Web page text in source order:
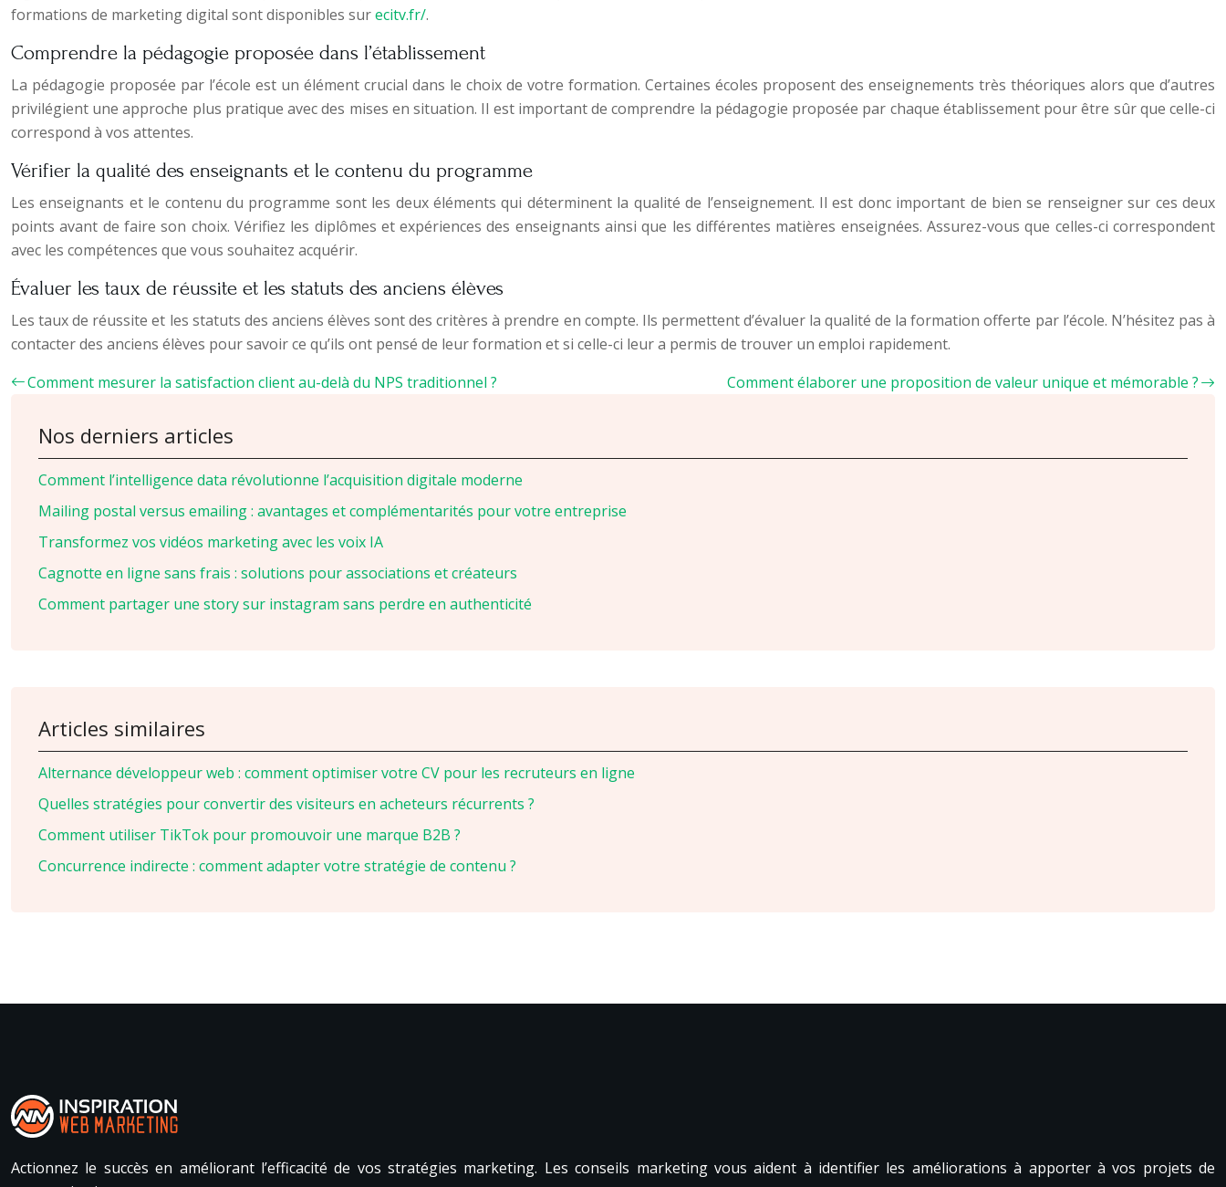
formations de marketing digital sont disponibles surecitv.fr/.
Comprendre la pédagogie proposée dans l’établissement
La pédagogie proposée par l’école est un élément crucial dans le choix de votre formation. Certaines écoles proposent des enseignements très théoriques alors que d’autres
privilégient une approche plus pratique avec des mises en situation. Il est important de comprendre la pédagogie proposée par chaque établissement pour être sûr que celle-ci
correspond à vos attentes.
Vérifier la qualité des enseignants et le contenu du programme
Les enseignants et le contenu du programme sont les deux éléments qui déterminent la qualité de l’enseignement. Il est donc important de bien se renseigner sur ces deux
points avant de faire son choix. Vérifiez les diplômes et expériences des enseignants ainsi que les différentes matières enseignées. Assurez-vous que celles-ci correspondent
avec les compétences que vous souhaitez acquérir.
Évaluer les taux de réussite et les statuts des anciens élèves
Les taux de réussite et les statuts des anciens élèves sont des critères à prendre en compte. Ils permettent d’évaluer la qualité de la formation offerte par l’école. N’hésitez pas à
contacter des anciens élèves pour savoir ce qu’ils ont pensé de leur formation et si celle-ci leur a permis de trouver un emploi rapidement.
Comment mesurer la satisfaction client au-delà du NPS traditionnel ?
Comment élaborer une proposition de valeur unique et mémorable ?
Nos derniers articles
Comment l’intelligence data révolutionne l’acquisition digitale moderne
Mailing postal versus emailing : avantages et complémentarités pour votre entreprise
Transformez vos vidéos marketing avec les voix IA
Cagnotte en ligne sans frais : solutions pour associations et créateurs
Comment partager une story sur instagram sans perdre en authenticité
Articles similaires
Alternance développeur web : comment optimiser votre CV pour les recruteurs en ligne
Quelles stratégies pour convertir des visiteurs en acheteurs récurrents ?
Comment utiliser TikTok pour promouvoir une marque B2B ?
Concurrence indirecte : comment adapter votre stratégie de contenu ?
Actionnez le succès en améliorant l’efficacité de vos stratégies marketing. Les conseils marketing vous aident à identifier les améliorations à apporter à vos projets de